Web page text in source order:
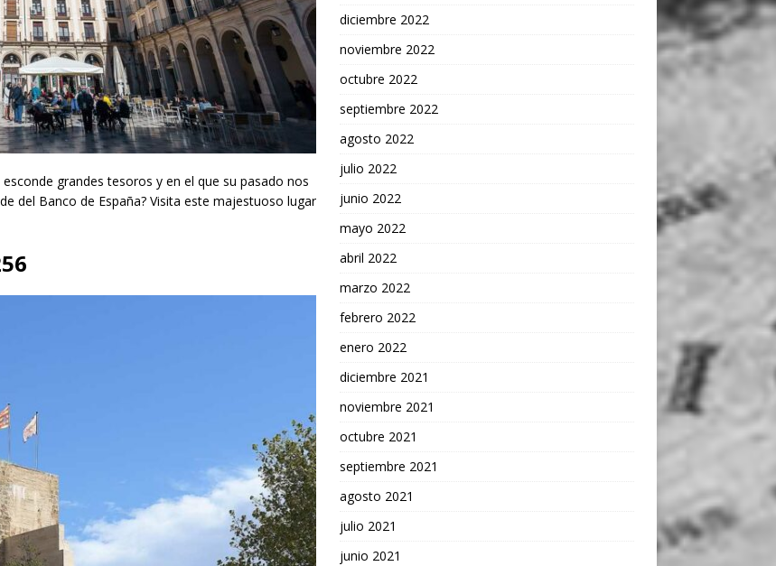
grandes tesoros y en el que su pasado nos
del Banco de España? Visita este majestuoso lugar
diciembre 2022
noviembre 2022
octubre 2022
septiembre 2022
agosto 2022
julio 2022
junio 2022
mayo 2022
abril 2022
marzo 2022
febrero 2022
enero 2022
diciembre 2021
noviembre 2021
octubre 2021
septiembre 2021
agosto 2021
julio 2021
junio 2021